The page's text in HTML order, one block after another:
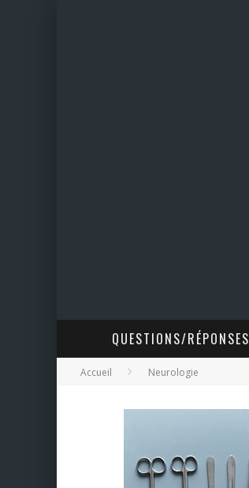
QUESTIONS/RÉPONSES
Accueil Neurologie